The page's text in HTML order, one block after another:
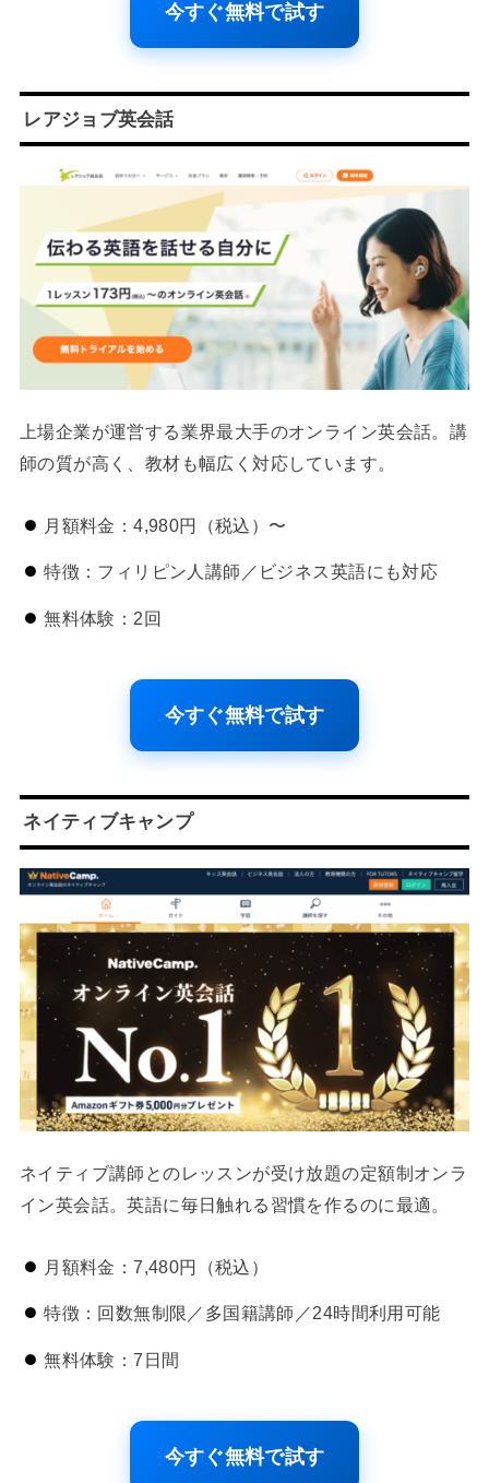
今すぐ無料で試す
レアジョブ英会話
上場企業が運営する業界最大手のオンライン英会話。講
師の質が高く、教材も幅広く対応しています。
月額料金：4,980円（税込）〜
特徴：フィリピン人講師／ビジネス英語にも対応
無料体験：2回
今すぐ無料で試す
ネイティブキャンプ
ネイティブ講師とのレッスンが受け放題の定額制オンラ
イン英会話。英語に毎日触れる習慣を作るのに最適。
月額料金：7,480円（税込）
特徴：回数無制限／多国籍講師／24時間利用可能
無料体験：7日間
今すぐ無料で試す